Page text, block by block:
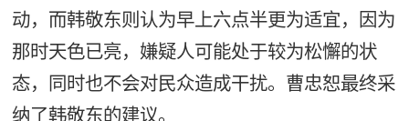
动，而韩敬东则认为早上六点半更为适宜，因为
那时天色已亮，嫌疑人可能处于较为松懈的状
态，同时也不会对民众造成干扰。曹忠恕最终采
纳了韩敬东的建议。